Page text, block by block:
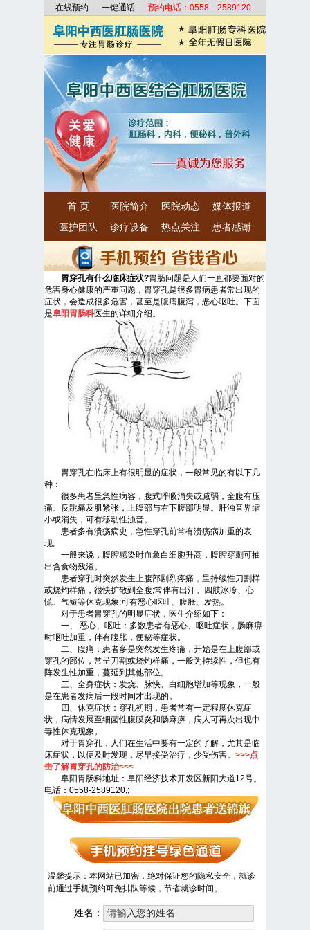
在线预约 一键通话 预约电话：0558—2589120
首 页 医院简介 医院动态
媒体报道
医护团队
诊疗设备 热点关注 患者感谢
胃穿孔有什么临床症状?胃肠问题是人们一直都要面对的
危害身心健康的严重问题，胃穿孔是很多胃病患者常出现的
症状，会造成很多危害，甚至是腹痛腹泻，恶心呕吐。下面
是阜阳胃肠科医生的详细介绍。
胃穿孔在临床上有很明显的症状，一般常见的有以下几
种：
很多患者呈急性病容，腹式呼吸消失或减弱，全腹有压
痛、反跳痛及肌紧张，上腹部与右下腹部明显。肝浊音界缩
小或消失，可有移动性浊音。
患者多有溃疡病史，急性穿孔前常有溃疡病加重的表
现。
一般来说，腹腔感染时血象白细胞升高，腹腔穿刺可抽
出含食物残渣。
患者穿孔时突然发生上腹部剧烈疼痛，呈持续性刀割样
或烧灼样痛，很快扩散到全腹;常伴有出汗。四肢冰冷、心
慌、气短等休克现象;可有恶心呕吐、腹胀、发热。
对于患者胃穿孔的明显症状，医生介绍如下：
一、.恶心、呕吐：多数患者有恶心、呕吐症状，肠麻痹
时呕吐加重，伴有腹胀，便秘等症状。
二、腹痛：患者多是突然发生疼痛，开始是在上腹部或
穿孔的部位，常呈刀割或烧灼样痛，一般为持续性，但也有
阵发生性加重，蔓延到其他部位。
三、全身症状：发烧、脉快、白细胞增加等现象，一般
是在患者发病后一段时间才出现的。
四、休克症状：穿孔初期，患者常有一定程度休克症
状，病情发展至细菌性腹膜炎和肠麻痹，病人可再次出现中
毒性休克现象。
对于胃穿孔，人们在生活中要有一定的了解，尤其是临
床症状，以便及时发现，尽早接受治疗，少受伤害。 >>>点
击了解胃穿孔的防治<<<
阜阳胃肠科地址：阜阳经济技术开发区新阳大道12号。
电话：0558-2589120,;
温馨提示：本网站已加密，绝对保证您的隐私安全，就诊
前通过手机预约可免排队等候，节省就诊时间。
姓名：